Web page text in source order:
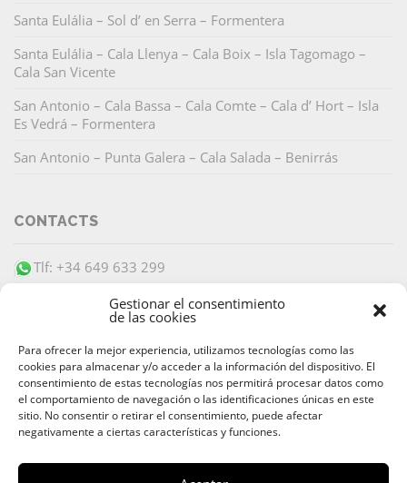
Gestionar el consentimiento
de las cookies
Para ofrecer la mejor experiencia, utilizamos tecnologías como las
cookies para almacenar y/o acceder a la información del dispositivo. El
consentimiento de estas tecnologías nos permitirá procesar datos como
el comportamiento de navegación o las identificaciones únicas en este
sitio. No consentir o retirar el consentimiento, puede afectar
negativamente a ciertas características y funciones.
Santa Eulália – Sol d’ en Serra – Formentera
Santa Eulália – Cala Llenya – Cala Boix – Isla Tagomago –
Cala San Vicente
San Antonio – Cala Bassa – Cala Comte – Cala d’ Hort – Isla
Es Vedrá – Formentera
San Antonio – Punta Galera – Cala Salada – Benirrás
CONTACTS
Tlf: +34 649 633 299
PAIEMENT SÉCURISÉ